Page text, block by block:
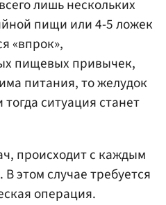
лишь нескольких
пищи или 4-5 ложек
«впрок»,
пищевых привычек,
питания, то желудок
ситуация станет
происходит с каждым
этом случае требуется
операция.